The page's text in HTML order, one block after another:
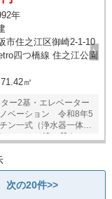
年
市住之江区御崎2-1-10
四つ橋線 住之江公園
71.42㎡
ー2基・エレベーター
ン一式（浄水器一体型
ルーム（追い焚き・
） ・クロス全面貼替
ル洋室へ変更 ・洋室
！
海本線「住吉大社」駅
次の20件>>